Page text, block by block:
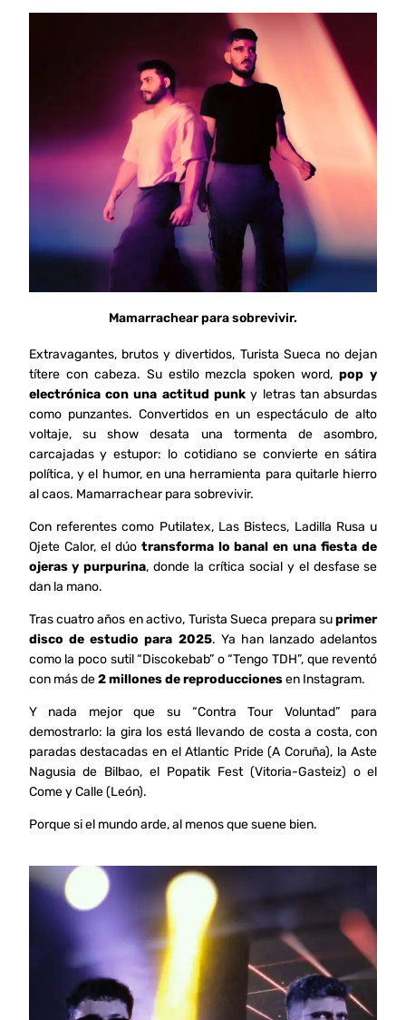
Mamarrachear para sobrevivir.
Extravagantes, brutos y divertidos, Turista Sueca no dejan
títere con cabeza. Su estilo mezcla spoken word,pop y
electrónica con una actitud punk y letras tan absurdas
como punzantes. Convertidos en un espectáculo de alto
voltaje, su show desata una tormenta de asombro,
carcajadas y estupor: lo cotidiano se convierte en sátira
política, y el humor, en una herramienta para quitarle hierro
al caos. Mamarrachear para sobrevivir.
Con referentes como Putilatex, Las Bistecs, Ladilla Rusa u
Ojete Calor, el dúo transforma lo banal en una fiesta de
ojeras y purpurina, donde la crítica social y el desfase se
dan la mano.
Tras cuatro años en activo, Turista Sueca prepara suprimer
disco de estudio para 2025. Ya han lanzado adelantos
como la poco sutil “Discokebab” o “Tengo TDH”, que reventó
con más de2 millones de reproduccionesen Instagram.
Y nada mejor que su “Contra Tour Voluntad” para
demostrarlo: la gira los está llevando de costa a costa, con
paradas destacadas en el Atlantic Pride (A Coruña), la Aste
Nagusia de Bilbao, el Popatik Fest (Vitoria-Gasteiz) o el
Come y Calle (León).
Porque si el mundo arde, al menos que suene bien.